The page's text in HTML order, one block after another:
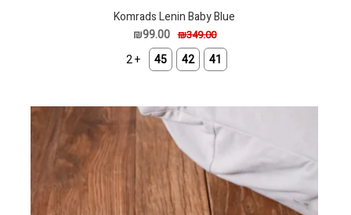
Komrads Lenin Baby Blue
₪349.00
₪99.00
41
42
45
+ 2